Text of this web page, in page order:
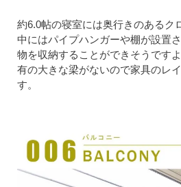
約6.0帖の寝室には奥行きのあるク
中にはパイプハンガーや棚が設置
物を収納することができそうです
有の大きな梁がないので家具のレ
す。